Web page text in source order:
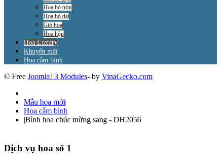
Hoa bó tròn
Hoa bó dài
Giỏ hoa
Hoa hộp
Hoa Luxury
Khuyến mãi
Hoa cắm bình
© Free Joomla! 3 Modules- by VinaGecko.com
Mẫu hoa mới|
Hoa cắm bình
|Bình hoa chúc mừng sang - DH2056
Dịch vụ hoa số 1